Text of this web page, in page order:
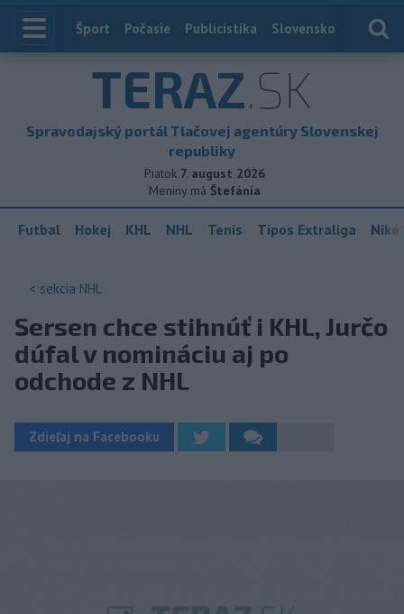
Index
Šport Počasie Publicistika Slovensko
TERAZ.SK
Spravodajský portál Tlačovej agentúry Slovenskej
republiky
Piatok 7. august 2026
Meniny má Štefánia
Futbal Hokej KHL NHL Tenis Tipos Extraliga
< sekcia NHL
Sersen chce stihnúť i KHL, Jurčo
dúfal v nomináciu aj po
odchode z NHL
Zdieľaj na Facebooku